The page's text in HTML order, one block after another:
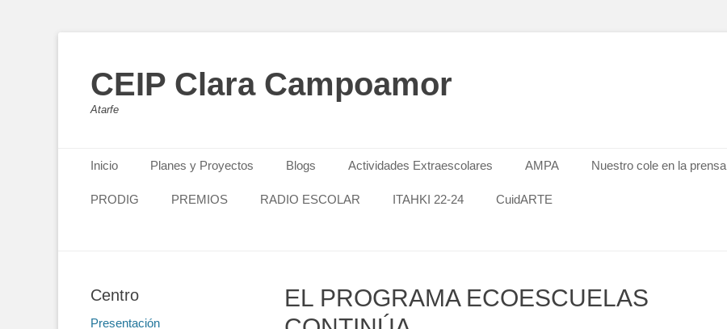
CEIP Clara Campoamor
Atarfe
Primary Menu
content
Inicio Planes y Proyectos Blogs Actividades Extraescolares AMPA Nuestro cole en la prensa
PRODIG PREMIOS RADIO ESCOLAR ITAHKI 22-24 CuidARTE
EL PROGRAMA ECOESCUELAS
Centro
Presentación